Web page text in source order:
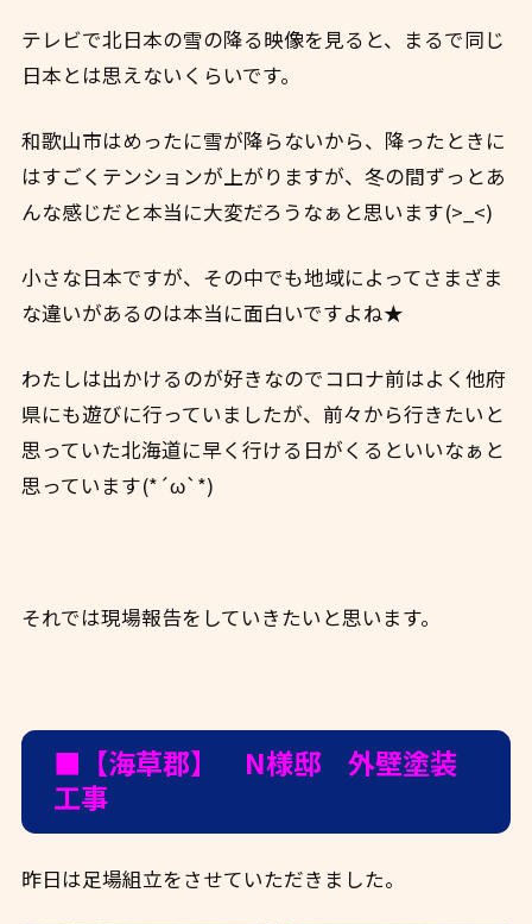
テレビで北日本の雪の降る映像を見ると、まるで同じ
日本とは思えないくらいです。
和歌山市はめったに雪が降らないから、降ったときに
はすごくテンションが上がりますが、冬の間ずっとあ
んな感じだと本当に大変だろうなぁと思います(>_<)
小さな日本ですが、その中でも地域によってさまざま
な違いがあるのは本当に面白いですよね★
わたしは出かけるのが好きなのでコロナ前はよく他府
県にも遊びに行っていましたが、前々から行きたいと
思っていた北海道に早く行ける日がくるといいなぁと
思っています(*´ω`*)
それでは現場報告をしていきたいと思います。
■【海草郡】 N様邸 外壁塗装
工事
昨日は足場組立をさせていただきました。